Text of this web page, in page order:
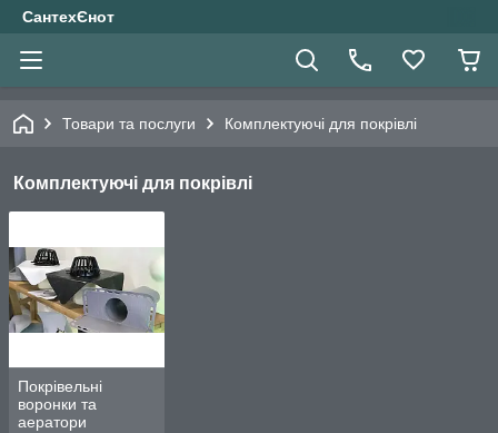
СантехЄнот
Товари та послуги Комплектуючі для покрівлі
Комплектуючі для покрівлі
Покрівельні
воронки та
аератори